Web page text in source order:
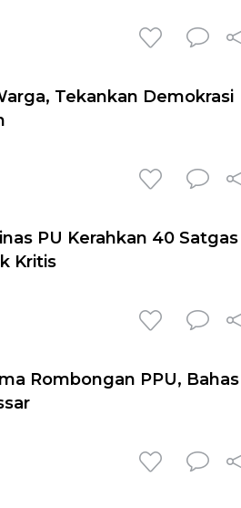
Tekankan Demokrasi
PU Kerahkan 40 Satgas
Kritis
Rombongan PPU, Bahas